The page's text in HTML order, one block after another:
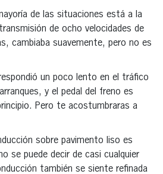
de las situaciones está a la
de ocho velocidades de
cambiaba suavemente, pero no es
un poco lento en el tráfico
y el pedal del freno es
Pero te acostumbraras a
sobre pavimento liso es
se puede decir de casi cualquier
también se siente refinada